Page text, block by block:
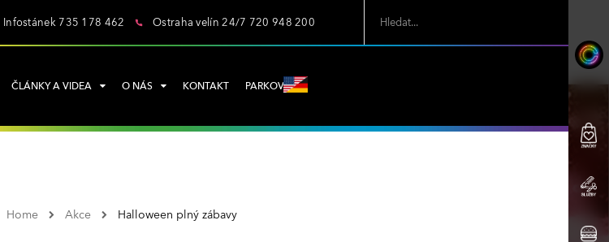
Infostánek 735 178 462 Ostraha velín 24/7 720 948 200
ČLÁNKY A VIDEA O NÁS KONTAKT PARKOVÁNÍ
Home Akce Halloween plný zábavy